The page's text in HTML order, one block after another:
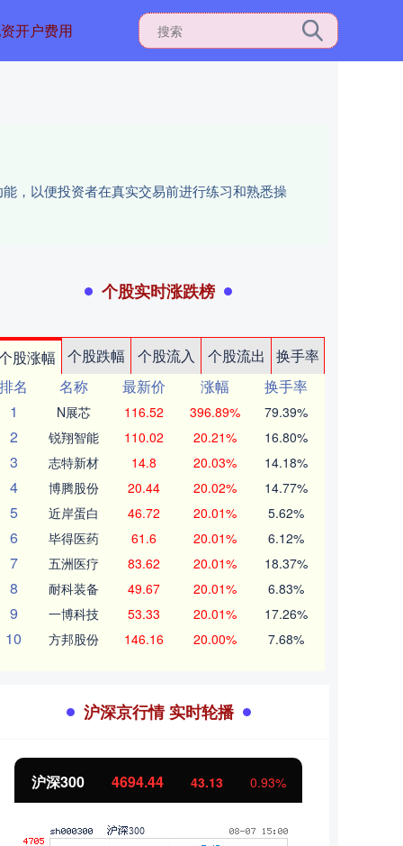
开户费用
，以便投资者在真实交易前进行练习和熟悉操
个股实时涨跌榜
股涨幅 个股跌幅 个股流入 个股流出
换手率
排名
名称 最新价 涨幅
换手率
1
N展芯 116.52 396.89% 79.39%
2 锐翔智能 110.02 20.21% 16.80%
3 志特新材 14.8 20.03% 14.18%
4 博腾股份 20.44 20.02% 14.77%
5 近岸蛋白 46.72 20.01% 5.62%
6 毕得医药 61.6 20.01% 6.12%
7 五洲医疗 83.62 20.01% 18.37%
8 耐科装备 49.67 20.01% 6.83%
9 一博科技 53.33 20.01% 17.26%
10 方邦股份 146.16 20.00% 7.68%
沪深京行情 实时轮播
北证50 1134.24 11.37 1.01%